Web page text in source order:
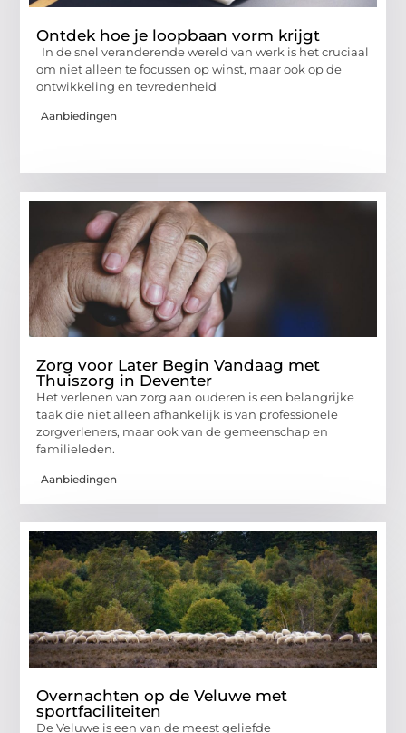
Ontdek hoe je loopbaan vorm krijgt
In de snel veranderende wereld van werk is het cruciaal
om niet alleen te focussen op winst, maar ook op de
ontwikkeling en tevredenheid
Aanbiedingen
Zorg voor Later Begin Vandaag met
Thuiszorg in Deventer
Het verlenen van zorg aan ouderen is een belangrijke
taak die niet alleen afhankelijk is van professionele
zorgverleners, maar ook van de gemeenschap en
familieleden.
Aanbiedingen
Overnachten op de Veluwe met
sportfaciliteiten
De Veluwe is een van de meest geliefde